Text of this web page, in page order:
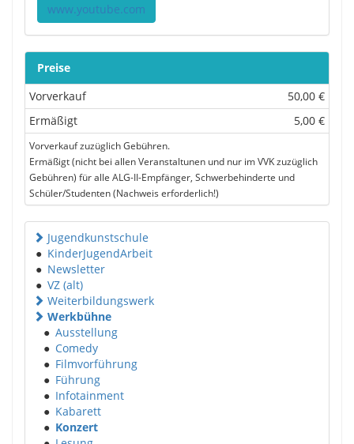
www.youtube.com
Preise
Vorverkauf
50,00 €
Ermäßigt
5,00 €
Vorverkauf zuzüglich Gebühren.
Ermäßigt (nicht bei allen Veranstaltunen und nur im VVK zuzüglich
Gebühren) für alle ALG-II-Empfänger, Schwerbehinderte und
Schüler/Studenten (Nachweis erforderlich!)
Jugendkunstschule
● KinderJugendArbeit
● Newsletter
● VZ (alt)
Weiterbildungswerk
Werkbühne
● Ausstellung
● Comedy
● Filmvorführung
● Führung
● Infotainment
● Kabarett
● Konzert